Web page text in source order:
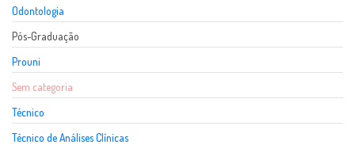
Odontologia
Pós-Graduação
Prouni
Sem categoria
Técnico
Técnico de Análises Clínicas